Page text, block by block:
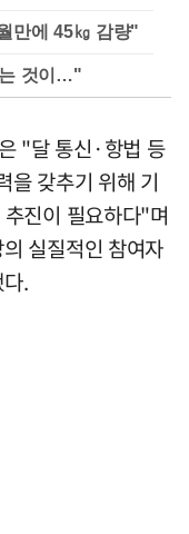
만에 45㎏ 감량"
는 것이…"
"달 통신·항법 등
을 갖추기 위해 기
진이 필요하다"며
실질적인 참여자
.